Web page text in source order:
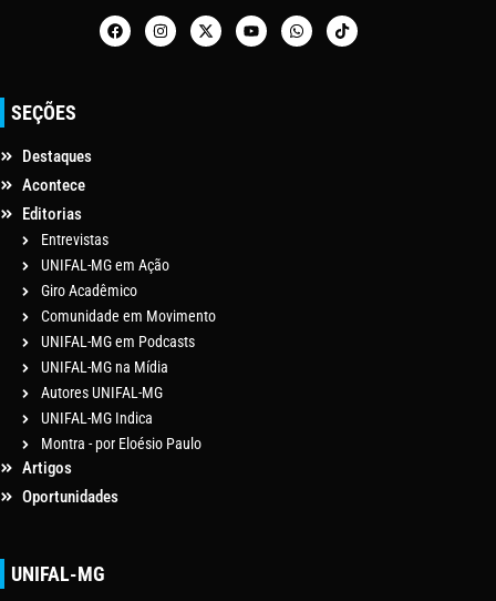
SEÇÕES
Destaques
Acontece
Editorias
Entrevistas
UNIFAL-MG em Ação
Giro Acadêmico
Comunidade em Movimento
UNIFAL-MG em Podcasts
UNIFAL-MG na Mídia
Autores UNIFAL-MG
UNIFAL-MG Indica
Montra - por Eloésio Paulo
Artigos
Oportunidades
UNIFAL-MG